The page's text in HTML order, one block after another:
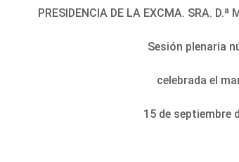
PRESIDENCIA DE LA EXCMA. SRA.
Sesión plenaria
celebrada el
15 de septiembre